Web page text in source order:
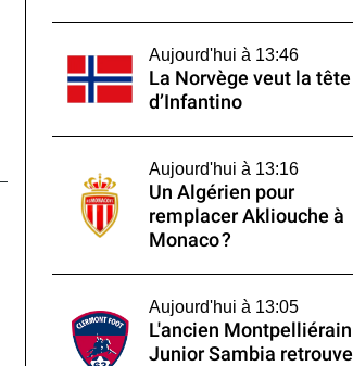
Aujourd'hui à 13:46
La Norvège veut la tête
d’Infantino
Aujourd'hui à 13:16
Un Algérien pour
remplacer Akliouche à
Monaco ?
Aujourd'hui à 13:05
L'ancien Montpelliérain
Junior Sambia retrouve